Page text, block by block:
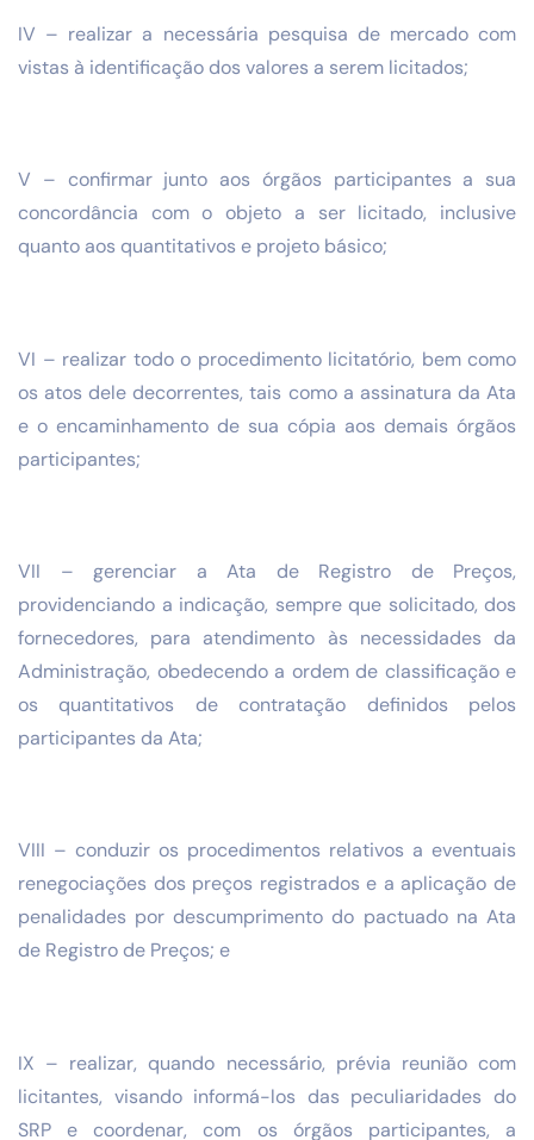
IV – realizar a necessária pesquisa de mercado com
vistas à identificação dos valores a serem licitados;
V – confirmar junto aos órgãos participantes a sua
concordância com o objeto a ser licitado, inclusive
quanto aos quantitativos e projeto básico;
VI – realizar todo o procedimento licitatório, bem como
os atos dele decorrentes, tais como a assinatura da Ata
e o encaminhamento de sua cópia aos demais órgãos
participantes;
VII – gerenciar a Ata de Registro de Preços,
providenciando a indicação, sempre que solicitado, dos
fornecedores, para atendimento às necessidades da
Administração, obedecendo a ordem de classificação e
os quantitativos de contratação definidos pelos
participantes da Ata;
VIII – conduzir os procedimentos relativos a eventuais
renegociações dos preços registrados e a aplicação de
penalidades por descumprimento do pactuado na Ata
de Registro de Preços; e
IX – realizar, quando necessário, prévia reunião com
licitantes, visando informá-los das peculiaridades do
SRP e coordenar, com os órgãos participantes, a